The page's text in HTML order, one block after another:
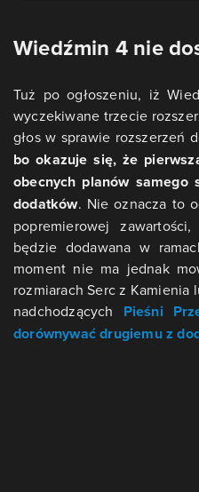
Wiedźmin 4 nie
Tuż po ogłoszeniu, iż
wyczekiwane trzecie
głos w sprawie rozszerzeń
bo okazuje się, że
obecnych planów samego
dodatków. Nie oznacza to
popremierowej
będzie dodawana w
moment nie ma jednak
rozmiarach Serc z
nadchodzących Pieśni
dorównywać drugiemu z